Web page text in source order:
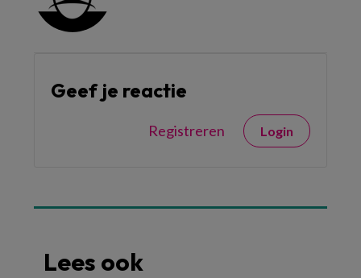
Geef je reactie
Registreren Login
Lees ook